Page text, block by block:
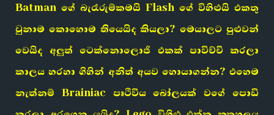
Batman ගේ බැරෑරුම්කමයි Flash ගේ විහිළුයි එකතු
වුනාම කොහොම තියෙයිද කියලා? මෙයාලට පුළුවන්
වෙයිද අලුත් ටෙක්නොලොජි එකක් පාවිච්චි කරලා
කාලය හරහා ගිහින් අනිත් අයව හොයාගන්න? එහෙම
නැත්නම් Brainiac පෘථිවිය බෝලයක් වගේ පොඩි